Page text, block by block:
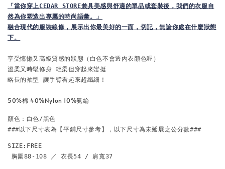
「當你穿上CEDAR STORE兼具美感與舒適的單品或套裝後，我們的衣服自
然為你塑造出專屬的時尚語彙。」
融合現代的服裝線條，展示出你最美好的一面，切記，無論你處在什麼狀態
下。
享受慵懶又高級質感的狀態（白色不會透內衣顏色喔）
溫柔又時髦修身 輕柔但穿起來蠻挺
50%棉 40%Nylon 10%氨綸
顏色：白色/黑色
###以下尺寸表為【平鋪尺寸參考】，以下尺寸為未延展之公分數###
SIZE:FREE
胸圍88-108 ／ 衣長54 / 肩寬37